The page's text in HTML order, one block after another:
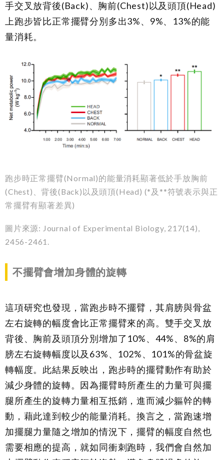
手交叉放背後(Back)、胸前(Chest)以及頭頂(Head)
上跑步皆比正常擺臂分別多出3%、 9%、 13%的能
量消耗。
跑步時正常擺臂(Normal)的能量消耗顯著低於手放胸前
(Chest) 、背後(Back)以及頭頂(Head) (* 及 **符號表示與正
常擺臂有顯著差異)
圖片來源: Journal of Experimental Biology, 217(14),
2456-2461.
不擺臂會增加身體的旋轉
這項研究也發現，當跑步時不擺臂，其肩膀與骨盆
左右旋轉的幅度會比正常擺臂來的高。雙手交叉放
背後、胸前及頭頂分別增加了10%、 44%、 8%的肩
膀左右旋轉幅度以及 63%、 102%、 101%的骨盆旋
轉幅度。此結果反映出，跑步時的擺臂動作有助於
減少身體的旋轉。因為擺臂時所產生的力量可與擺
腿所產生的旋轉力量相互抵銷，進而減少軀幹的轉
動，藉此達到較少的能量消耗。換言之，當跑速增
加擺腿力量隨之增加的情況下，擺臂的幅度自然也
需要相應的提高，就如同衝刺跑時，我們會自然加